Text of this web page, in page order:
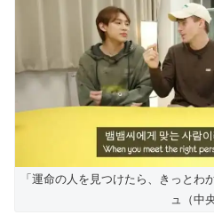
「運命の人を見つけたら、きっとわ
ュ（中央